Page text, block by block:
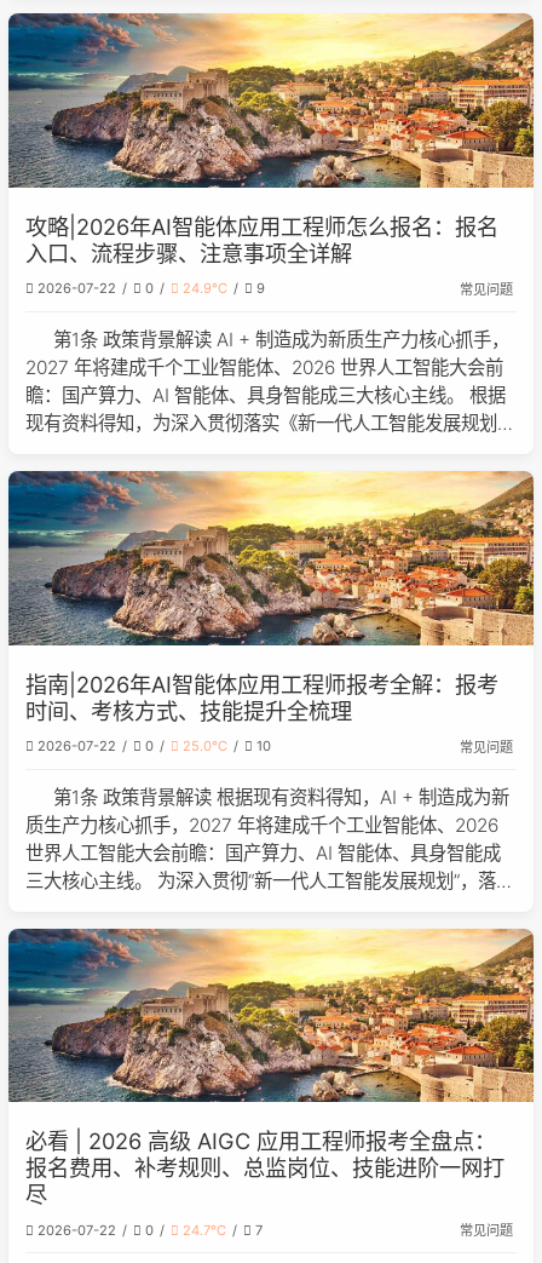
本篇完整解读证书官方
攻略|2026年AI智能体应用工程师怎么报名：报名
入口、流程步骤、注意事项全详解
2026-07-22 0 24.9℃ 9 常见问题
第1条 政策背景解读 AI + 制造成为新质生产力核心抓手，
2027 年将建成千个工业智能体、2026 世界人工智能大会前
瞻：国产算力、AI 智能体、具身智能成三大核心主线。 根据
现有资料得知，为深入贯彻落实《新一代人工智能发展规划》
能+”行动的
指南|2026年AI智能体应用工程师报考全解：报考
时间、考核方式、技能提升全梳理
2026-07-22 0 25.0℃ 10 常见问题
第1条 政策背景解读 根据现有资料得知，AI + 制造成为新
质生产力核心抓手，2027 年将建成千个工业智能体、2026
世界人工智能大会前瞻：国产算力、AI 智能体、具身智能成
三大核心主线。 为深入贯彻“新一代人工智能发展规划”，落实
服
必看 | 2026 高级 AIGC 应用工程师报考全盘点：
报名费用、补考规则、总监岗位、技能进阶一网打
尽
2026-07-22 0 24.7℃ 7 常见问题